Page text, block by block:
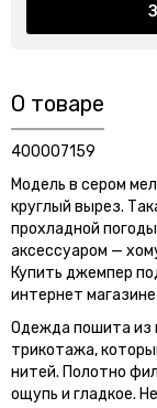
О товаре
400007159
Модель в сером
круглый вырез.
прохладной
аксессуаром —
Купить джемпер
интернет
Одежда пошита из
трикотажа,
нитей. Полотно
ощупь и гладкое.